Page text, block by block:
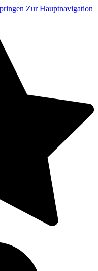
Zur Hauptnavigation